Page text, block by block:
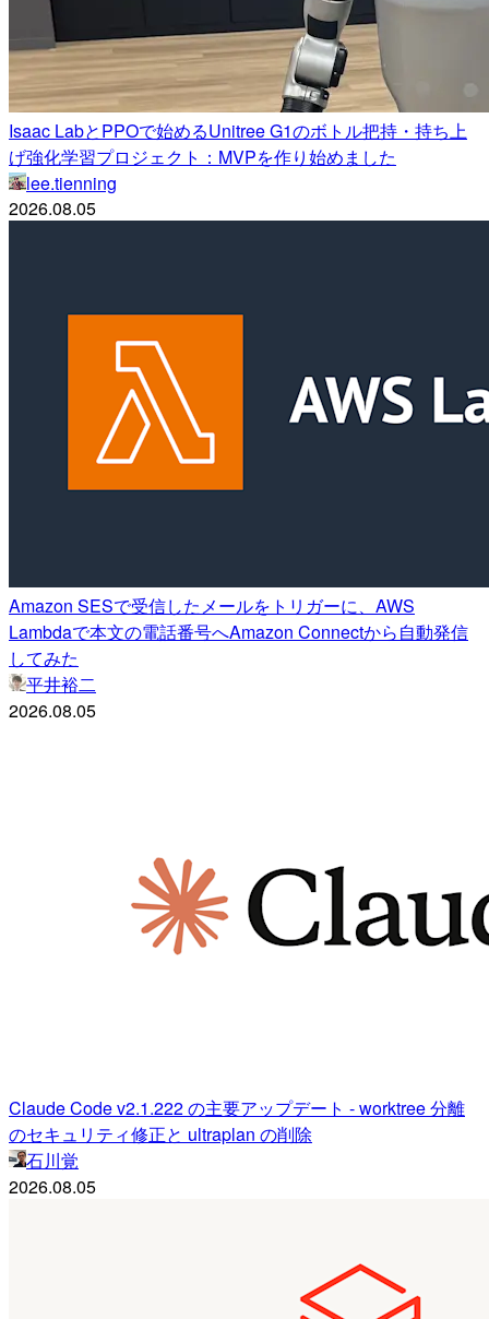
Isaac LabとPPOで始めるUnitree G1のボトル把持・持ち上
げ強化学習プロジェクト：MVPを作り始めました
lee.tienning
2026.08.05
Amazon SESで受信したメールをトリガーに、AWS
Lambdaで本文の電話番号へAmazon Connectから自動発信
してみた
平井裕二
2026.08.05
Claude Code v2.1.222 の主要アップデート - worktree 分離
のセキュリティ修正と ultraplan の削除
石川覚
2026.08.05